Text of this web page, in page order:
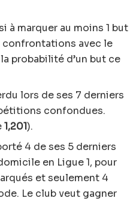
à marquer au moins 1 but
confrontations avec le
probabilité d’un but ce
lors de ses 7 derniers
confondues.
1,201).
4 de ses 5 derniers
en Ligue 1, pour
et seulement 4
Le club veut gagner